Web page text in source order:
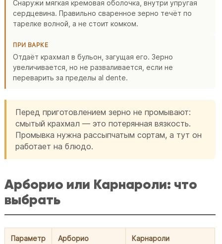
Снаружи мягкая кремовая оболочка, внутри упругая
сердцевина. Правильно сваренное зерно течёт по
тарелке волной, а не стоит комком.
ПРИ ВАРКЕ
Отдаёт крахмал в бульон, загущая его. Зерно
увеличивается, но не разваливается, если не
переварить за пределы al dente.
Перед приготовлением зерно не промывают:
смытый крахмал — это потерянная вязкость.
Промывка нужна рассыпчатым сортам, а тут он
работает на блюдо.
Арборио или Карнароли: что
выбрать
Параметр Арборио Карнароли